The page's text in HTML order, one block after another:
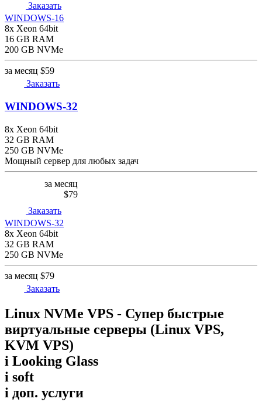
Заказать
WINDOWS-16
8x Xeon 64bit
16 GB RAM
200 GB NVMe
за месяц $59
Заказать
WINDOWS-32
8x Xeon 64bit
32 GB RAM
250 GB NVMe
Мощный сервер для любых задач
за месяц
$79
Заказать
WINDOWS-32
8x Xeon 64bit
32 GB RAM
250 GB NVMe
за месяц $79
Заказать
Linux NVMe VPS - Супер быстрые
виртуальные серверы (Linux VPS,
KVM VPS)
i Looking Glass
i soft
i доп. услуги